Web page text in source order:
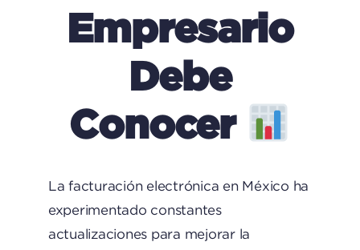
Empresario
Debe
Conocer
La facturación electrónica en México ha
experimentado constantes
actualizaciones para mejorar la